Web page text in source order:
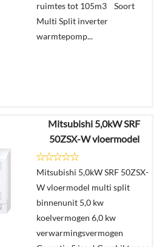
ruimtes tot 105m3 Soort
Multi Split inverter
warmtepomp...
€1.885,18
€999,00
Details
winkelmand
Mitsubishi 5,0kW SRF
50ZSX-W vloermodel
Mitsubishi 5,0kW SRF 50ZSX-
W vloermodel multi split
binnenunit 5,0 kw
koelvermogen 6,0 kw
verwarmingsvermogen